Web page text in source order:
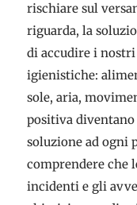
rischiare sul
riguarda, la
di accudire i
igienistiche:
sole, aria,
positiva
soluzione ad ogni
comprendere che
incidenti e gli